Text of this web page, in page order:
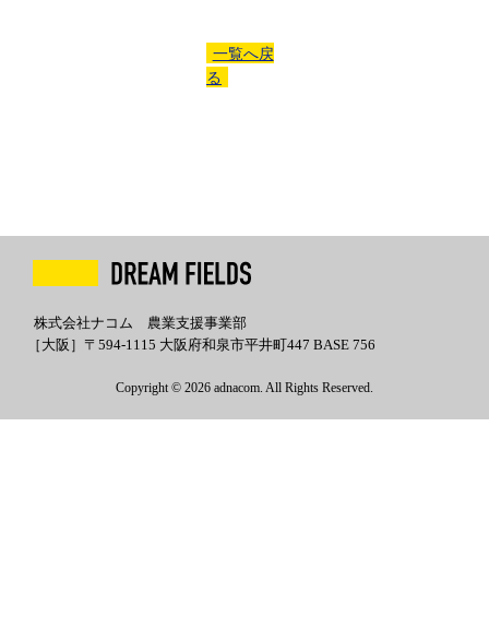
一覧へ戻
る
株式会社ナコム 農業支援事業部
［大阪］〒594-1115 大阪府和泉市平井町447 BASE 756
Copyright © 2026 adnacom. All Rights Reserved.